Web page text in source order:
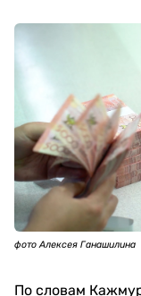
фото Алексея Ганашилина
По словам